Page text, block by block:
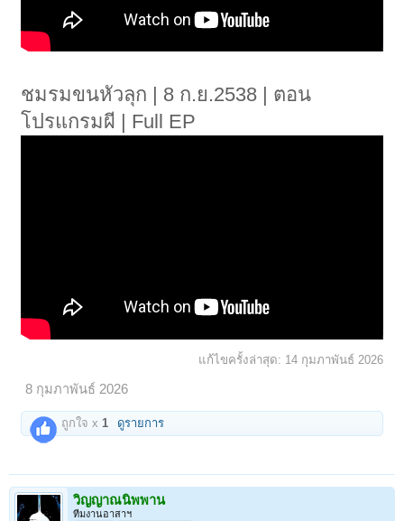
ชมรมขนหัวลุก | 8 ก.ย.2538 | ตอน
โปรแกรมผี | Full EP
แก้ไขครั้งล่าสุด: 14 กุมภาพันธ์ 2026
8 กุมภาพันธ์ 2026
ถูกใจ x1 ดูรายการ
วิญญาณนิพพาน
ทีมงานอาสาฯ